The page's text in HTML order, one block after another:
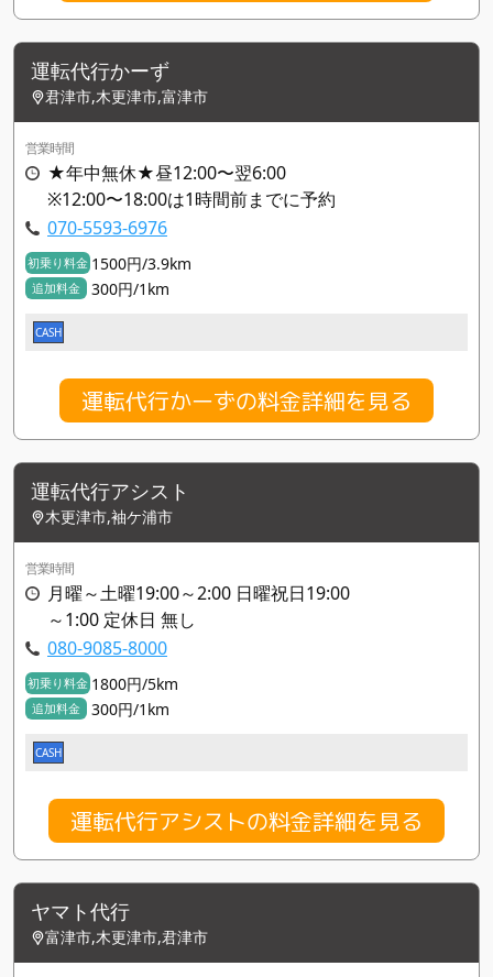
運転代行かーず
君津市,木更津市,富津市
営業時間
★年中無休★昼12:00〜翌6:00
※12:00〜18:00は1時間前までに予約
070-5593-6976
初乗り料金 1500円/3.9km
追加料金 300円/1km
CASH
運転代行かーずの料金詳細を見る
運転代行アシスト
木更津市,袖ケ浦市
営業時間
月曜～土曜19:00～2:00 日曜祝日19:00
～1:00 定休日 無し
080-9085-8000
初乗り料金 1800円/5km
追加料金 300円/1km
CASH
運転代行アシストの料金詳細を見る
ヤマト代行
富津市,木更津市,君津市